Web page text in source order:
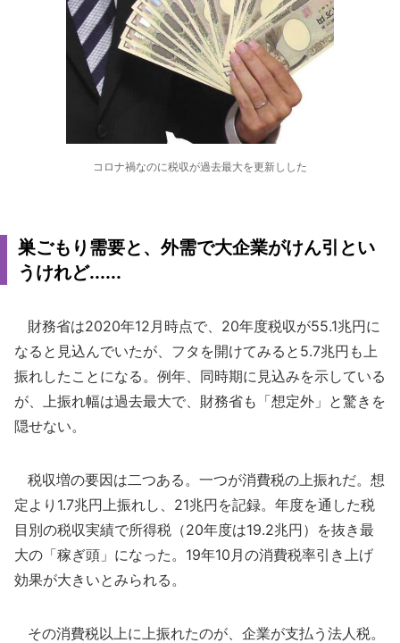
コロナ禍なのに税収が過去最大を更新しした
巣ごもり需要と、外需で大企業がけん引とい
うけれど......
財務省は2020年12月時点で、20年度税収が55.1兆円に
なると見込んでいたが、フタを開けてみると5.7兆円も上
振れしたことになる。例年、同時期に見込みを示している
が、上振れ幅は過去最大で、財務省も「想定外」と驚きを
隠せない。
税収増の要因は二つある。一つが消費税の上振れだ。想
定より1.7兆円上振れし、21兆円を記録。年度を通した税
目別の税収実績で所得税（20年度は19.2兆円）を抜き最
大の「稼ぎ頭」になった。19年10月の消費税率引き上げ
効果が大きいとみられる。
その消費税以上に上振れたのが、企業が支払う法人税。